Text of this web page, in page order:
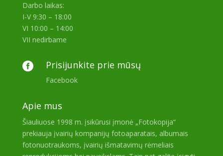
Darbo laikas:
I-V 9:30 – 18:00
VI 10:00 – 14:00
VII nedirbame
 Prisijunkite prie mūsų
Facebook
Apie mus
Šiauliuose 1998 m. įsikūrusi įmonė „Fotokopija“
prekiauja įvairių kompanijų fotoaparatais, albumais
fotonuotraukoms, įvairių išmatavimų rėmeliais